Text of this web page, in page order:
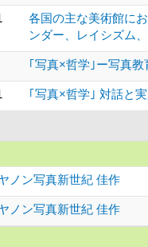
各国の主な美術館に
ンダー、レイシズム
｢写真×哲学｣ー写真
｢写真×哲学｣ 対話と
ノン写真新世紀 佳作
ノン写真新世紀 佳作